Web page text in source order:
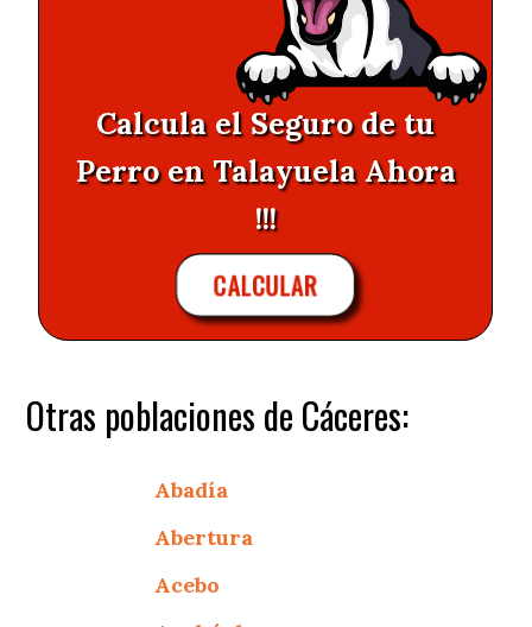
Calcula el Seguro de tu
Perro en Talayuela Ahora
!!!
CALCULAR
Otras poblaciones de Cáceres:
Abadía
Abertura
Acebo